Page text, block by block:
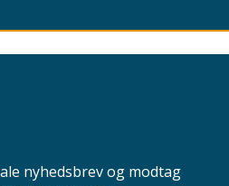
nyhedsbrev og modtag